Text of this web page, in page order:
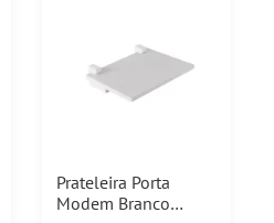
Prateleira Porta
Modem Branco